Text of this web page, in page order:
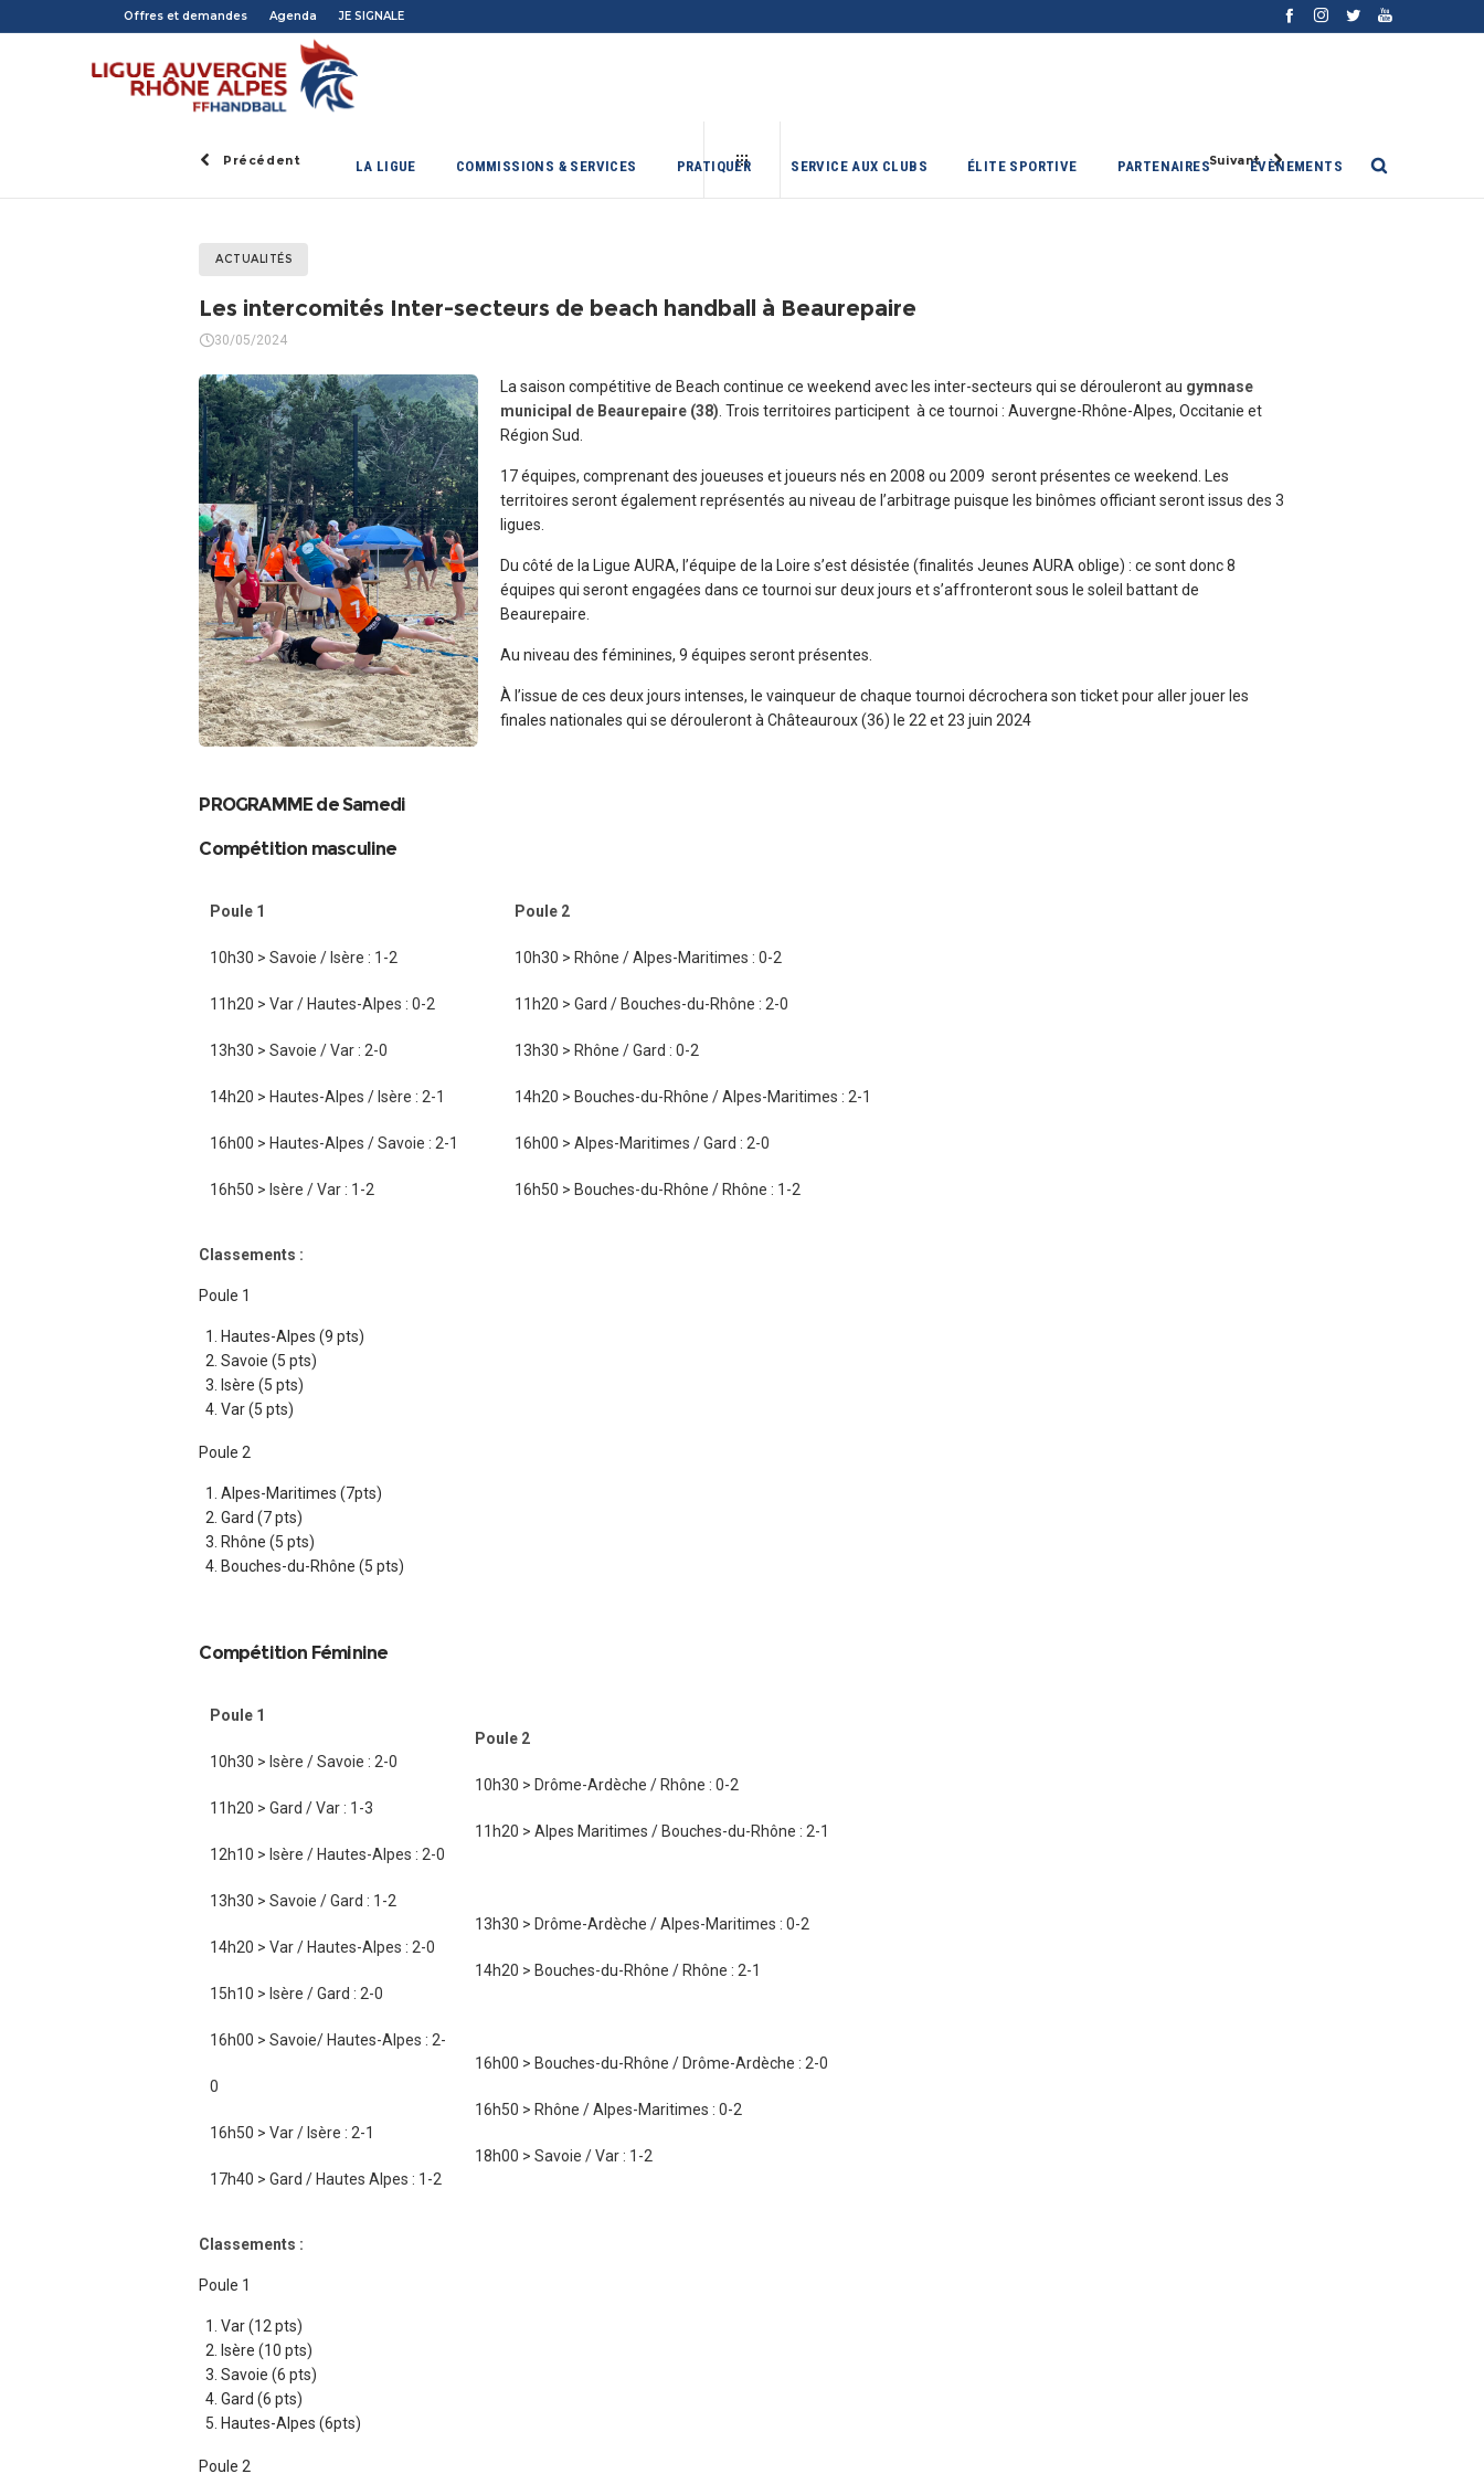
Offres et demandes Agenda JE SIGNALE
LA LIGUE COMMISSIONS & SERVICES PRATIQUER SERVICE AUX CLUBS ÉLITE SPORTIVE PARTENAIRES ÉVÈNEMENTS
Précédent Suivant
ACTUALITÉS
Les intercomités Inter-secteurs de beach handball à Beaurepaire
30/05/2024
La saison compétitive de Beach continue ce weekend avec les inter-secteurs qui se dérouleront au gymnase
municipal de Beaurepaire (38) . Trois territoires participent à ce tournoi : Auvergne-Rhône-Alpes, Occitanie et
Région Sud.
17 équipes, comprenant des joueuses et joueurs nés en 2008 ou 2009 seront présentes ce weekend. Les
territoires seront également représentés au niveau de l’arbitrage puisque les binômes officiant seront issus des 3
ligues.
Du côté de la Ligue AURA, l’équipe de la Loire s’est désistée (finalités Jeunes AURA oblige) : ce sont donc 8
équipes qui seront engagées dans ce tournoi sur deux jours et s’affronteront sous le soleil battant de
Beaurepaire.
Au niveau des féminines, 9 équipes seront présentes.
À l’issue de ces deux jours intenses, le vainqueur de chaque tournoi décrochera son ticket pour aller jouer les
finales nationales qui se dérouleront à Châteauroux (36) le 22 et 23 juin 2024
PROGRAMME de Samedi
Compétition masculine
Poule 1
10h30 > Savoie / Isère : 1-2
11h20 > Var / Hautes-Alpes : 0-2
13h30 > Savoie / Var : 2-0
14h20 > Hautes-Alpes / Isère : 2-1
16h00 > Hautes-Alpes / Savoie : 2-1
16h50 > Isère / Var : 1-2
Poule 2
10h30 > Rhône / Alpes-Maritimes : 0-2
11h20 > Gard / Bouches-du-Rhône : 2-0
13h30 > Rhône / Gard : 0-2
14h20 > Bouches-du-Rhône / Alpes-Maritimes : 2-1
16h00 > Alpes-Maritimes / Gard : 2-0
16h50 > Bouches-du-Rhône / Rhône : 1-2
Classements :
Poule 1
Hautes-Alpes (9 pts)
Savoie (5 pts)
Isère (5 pts)
Var (5 pts)
Poule 2
Alpes-Maritimes (7pts)
Gard (7 pts)
Rhône (5 pts)
Bouches-du-Rhône (5 pts)
Compétition Féminine
Poule 1
10h30 > Isère / Savoie : 2-0
11h20 > Gard / Var : 1-3
12h10 > Isère / Hautes-Alpes : 2-0
13h30 > Savoie / Gard : 1-2
14h20 > Var / Hautes-Alpes : 2-0
15h10 > Isère / Gard : 2-0
16h00 > Savoie/ Hautes-Alpes : 2-
0
16h50 > Var / Isère : 2-1
17h40 > Gard / Hautes Alpes : 1-2
Poule 2
10h30 > Drôme-Ardèche / Rhône : 0-2
11h20 > Alpes Maritimes / Bouches-du-Rhône : 2-1
13h30 > Drôme-Ardèche / Alpes-Maritimes : 0-2
14h20 > Bouches-du-Rhône / Rhône : 2-1
16h00 > Bouches-du-Rhône / Drôme-Ardèche : 2-0
16h50 > Rhône / Alpes-Maritimes : 0-2
18h00 > Savoie / Var : 1-2
Classements :
Poule 1
Var (12 pts)
Isère (10 pts)
Savoie (6 pts)
Gard (6 pts)
Hautes-Alpes (6pts)
Poule 2